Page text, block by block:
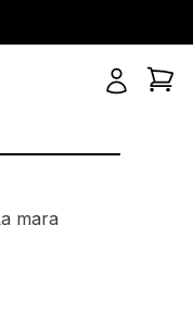
la mara